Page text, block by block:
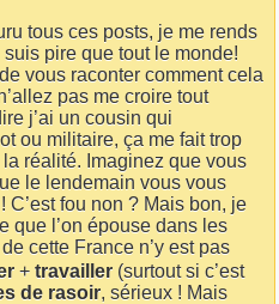
tous ces posts, je me rends
pire que tout le monde!
vous raconter comment cela
pas me croire tout
j’ai un cousin qui
ou militaire, ça me fait trop
réalité. Imaginez que vous
le lendemain vous vous
fou non ? Mais bon, je
que l’on épouse dans les
cette France n’y est pas
+ travailler (surtout si c’est
de rasoir, sérieux ! Mais